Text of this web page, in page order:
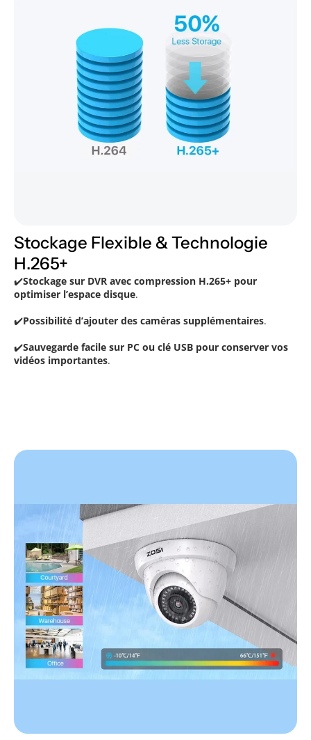
Stockage Flexible & Technologie
H.265+
✔️Stockage sur DVR avec compression H.265+ pour
optimiser l’espace disque.
✔️Possibilité d’ajouter des caméras supplémentaires.
✔️Sauvegarde facile sur PC ou clé USB pour conserver vos
vidéos importantes.